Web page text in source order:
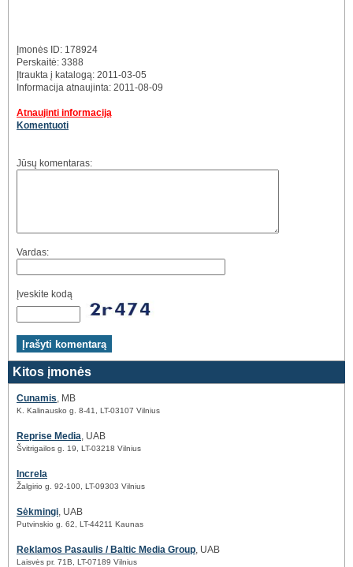
Įmonės ID: 178924
Perskaitė: 3388
Įtraukta į katalogą: 2011-03-05
Informacija atnaujinta: 2011-08-09
Atnaujinti informaciją
Komentuoti
Jūsų komentaras:
Vardas:
Įveskite kodą
Kitos įmonės
Cunamis, MB
K. Kalinausko g. 8-41, LT-03107 Vilnius
Reprise Media, UAB
Švitrigailos g. 19, LT-03218 Vilnius
Increla
Žalgirio g. 92-100, LT-09303 Vilnius
Sėkmingi, UAB
Putvinskio g. 62, LT-44211 Kaunas
Reklamos Pasaulis / Baltic Media Group, UAB
Laisvės pr. 71B, LT-07189 Vilnius